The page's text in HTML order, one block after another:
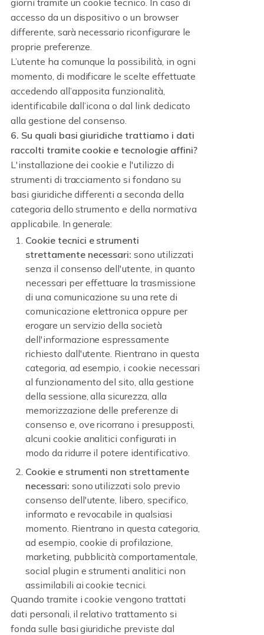
accesso da un dispositivo o un browser
differente, sarà necessario riconfigurare le
proprie preferenze.
L’utente ha comunque la possibilità, in ogni
momento, di modificare le scelte effettuate
accedendo all’apposita funzionalità,
identificabile dall’icona o dal link dedicato
alla gestione del consenso.
6. Su quali basi giuridiche trattiamo i dati
raccolti tramite cookie e tecnologie affini?
L'installazione dei cookie e l'utilizzo di
strumenti di tracciamento si fondano su
basi giuridiche differenti a seconda della
categoria dello strumento e della normativa
applicabile. In generale:
Cookie tecnici e strumenti
strettamente necessari: sono utilizzati
senza il consenso dell'utente, in quanto
necessari per effettuare la trasmissione
di una comunicazione su una rete di
comunicazione elettronica oppure per
erogare un servizio della società
dell'informazione espressamente
richiesto dall'utente. Rientrano in questa
categoria, ad esempio, i cookie necessari
al funzionamento del sito, alla gestione
della sessione, alla sicurezza, alla
memorizzazione delle preferenze di
consenso e, ove ricorrano i presupposti,
alcuni cookie analitici configurati in
modo da ridurre il potere identificativo.
Cookie e strumenti non strettamente
necessari: sono utilizzati solo previo
consenso dell'utente, libero, specifico,
informato e revocabile in qualsiasi
momento. Rientrano in questa categoria,
ad esempio, cookie di profilazione,
marketing, pubblicità comportamentale,
social plugin e strumenti analitici non
assimilabili ai cookie tecnici.
Quando tramite i cookie vengono trattati
dati personali, il relativo trattamento si
fonda sulle basi giuridiche previste dal